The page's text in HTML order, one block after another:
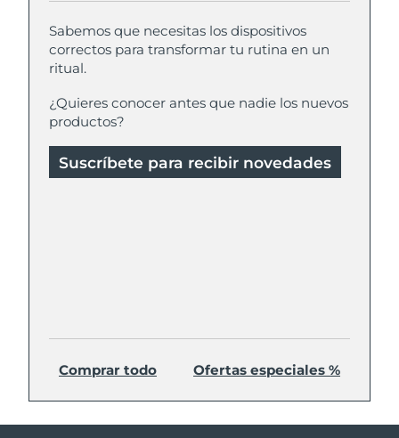
Sabemos que necesitas los dispositivos
correctos para transformar tu rutina en un
ritual.
¿Quieres conocer antes que nadie los nuevos
productos?
Suscríbete para recibir novedades
Comprar todo Ofertas especiales %